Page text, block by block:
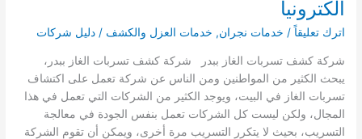
الكترونيا
اترك تعليقاً / خدمات نجران, خدمات العزل والكشف /دليل شركات
شركة كشف تسربات الغاز ببدر شركة كشف تسربات الغاز ببدر،
يبحث الكثير من المواطنين ومن الناس عن شركة تعمل على اكتشاف
تسربات الغاز في البيت، ويوجد الكثير من الشركات التي تعمل في هذا
المجال، ولكن ليست كل الشركات تعمل بنفس الجودة في معالجة
التسريب، بحيث لا يتكرر التسريب مرة أخرى، ويمكن أن تقوم الشركة